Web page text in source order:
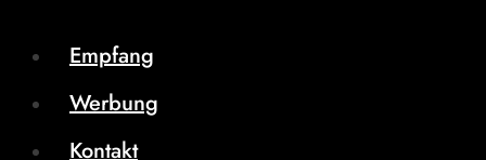
Empfang
Werbung
Kontakt